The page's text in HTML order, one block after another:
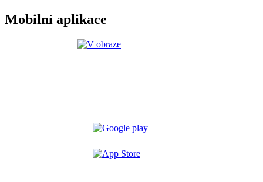
Mobilní aplikace